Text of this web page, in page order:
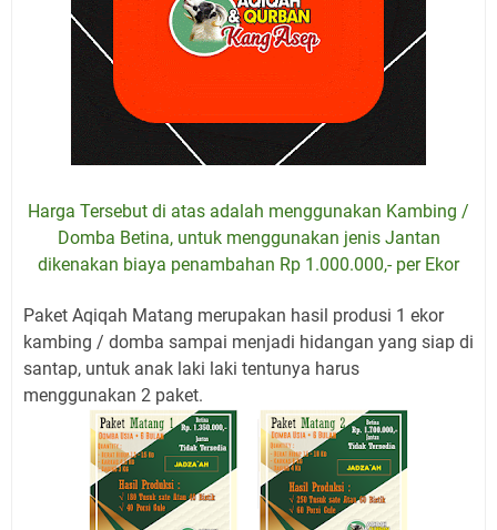
Harga Tersebut di atas adalah menggunakan Kambing /
Domba Betina, untuk menggunakan jenis Jantan
dikenakan biaya penambahan Rp 1.000.000,- per Ekor
Paket Aqiqah Matang merupakan hasil produsi 1 ekor
kambing / domba sampai menjadi hidangan yang siap di
santap, untuk anak laki laki tentunya harus
menggunakan 2 paket.